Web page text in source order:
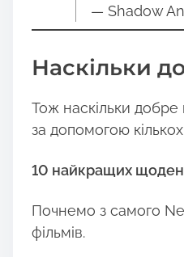
— Shadow
Наскільки
Тож наскільки добре
за допомогою
10 найкращих
Почнемо з самого
фільмів.